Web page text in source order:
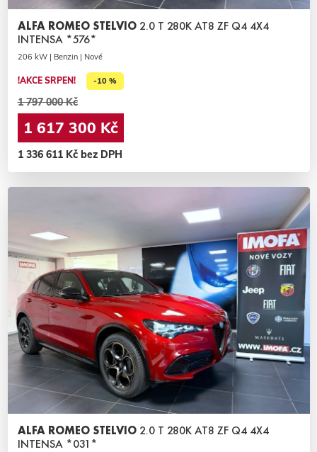
ALFA ROMEO STELVIO 2.0 T 280K AT8 ZF Q4 4X4
INTENSA *576*
206 kW | Benzin | Nové
!AKCE SRPEN! -10 %
1 797 000 Kč
1 617 300 Kč
1 336 611 Kč bez DPH
ALFA ROMEO STELVIO 2.0 T 280K AT8 ZF Q4 4X4
INTENSA *031*